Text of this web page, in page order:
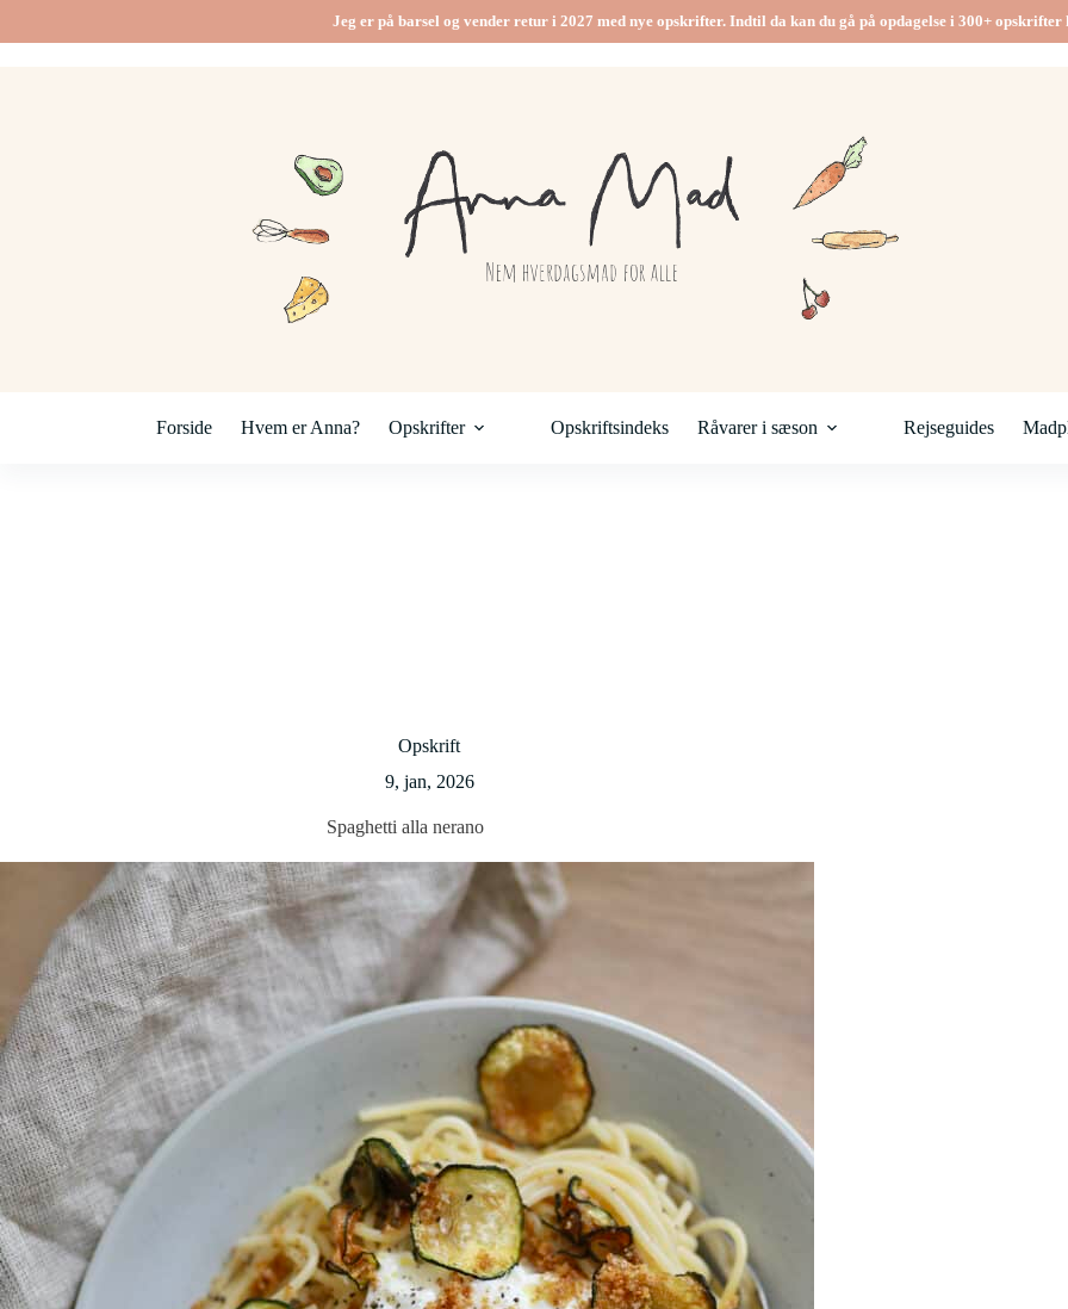
Jeg er på barsel og vender retur i 2027 med nye opskrifter. Indtil da kan du gå på opdagelse i 300+
Forside Hvem er Anna? Opskrifter Opskriftsindeks Råvarer i sæson Rejseguides
Opskrift
9, jan, 2026
Spaghetti alla nerano